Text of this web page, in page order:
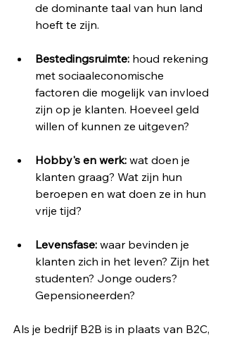
de dominante taal van hun land
hoeft te zijn.
Bestedingsruimte: houd rekening
met sociaaleconomische
factoren die mogelijk van invloed
zijn op je klanten. Hoeveel geld
willen of kunnen ze uitgeven?
Hobby's en werk: wat doen je
klanten graag? Wat zijn hun
beroepen en wat doen ze in hun
vrije tijd?
Levensfase: waar bevinden je
klanten zich in het leven? Zijn het
studenten? Jonge ouders?
Gepensioneerden?
Als je bedrijf B2B is in plaats van B2C,